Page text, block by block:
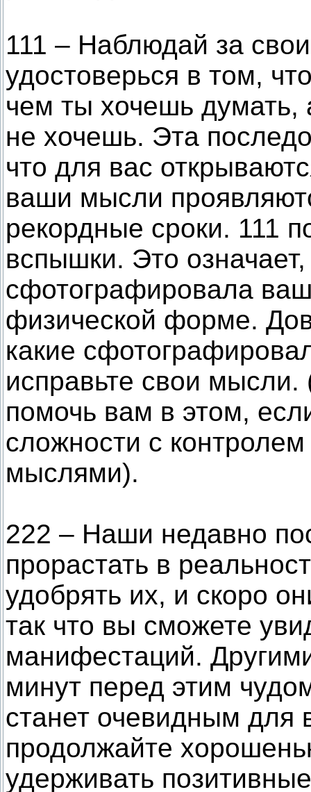
111 – Наблюдай за
удостоверься в том,
чем ты хочешь
не хочешь. Эта
что для вас
ваши мысли
рекордные сроки. 111
вспышки. Это
сфотографировала
физической форме.
какие
исправьте свои мысли.
помочь вам в этом,
сложности с
мыслями).
222 – Наши недавно
прорастать в
удобрять их, и скоро
так что вы сможете
манифестаций.
минут перед этим
станет очевидным для
продолжайте
удерживать